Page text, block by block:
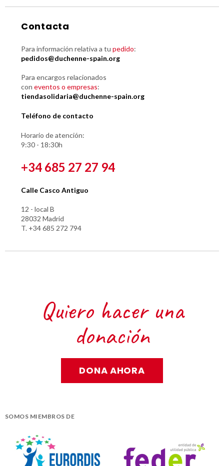
Contacta
Para información relativa a tu pedido:
pedidos@duchenne-spain.org
Para encargos relacionados
con eventos o empresas:
tiendasolidaria@duchenne-spain.org
Teléfono de contacto
Horario de atención:
9:30 - 18:30h
+34 685 27 27 94
Calle Casco Antiguo
12 - local B
28032 Madrid
T. +34 685 272 794
Quiero hacer una
donación
DONA AHORA
SOMOS MIEMBROS DE